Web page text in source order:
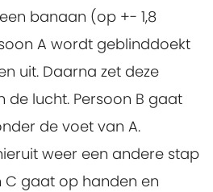
banaan (op +- 1,8
A wordt geblinddoekt
uit. Daarna zet deze
de lucht. Persoon B gaat
de voet van A.
weer een andere stap
C gaat op handen en